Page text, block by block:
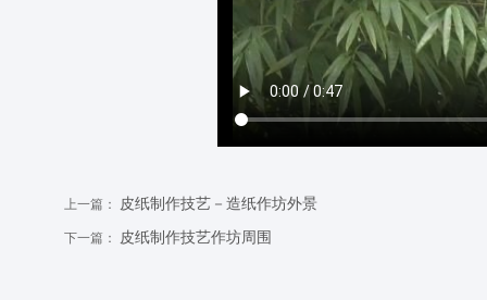
上一篇： 皮纸制作技艺－造纸作坊外景
下一篇： 皮纸制作技艺作坊周围